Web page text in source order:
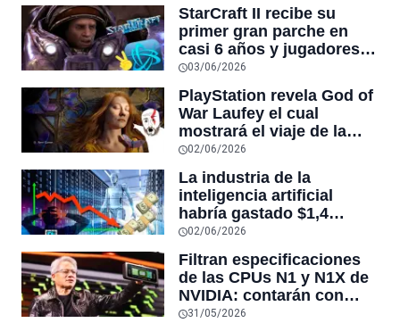
StarCraft II recibe su
primer gran parche en
casi 6 años y jugadores
dicen que es
nuevo”
03/06/2026
PlayStation revela God of
War Laufey el cual
mostrará el viaje de la
esposa de Kratos tras su
02/06/2026
La industria de la
inteligencia artificial
habría gastado $1,4
billones de dólares y aún
sitio que rastrea la
economía de este auge
02/06/2026
Filtran especificaciones
de las CPUs N1 y N1X de
NVIDIA: contarán con
hasta 20 núcleos Arm y el
31/05/2026